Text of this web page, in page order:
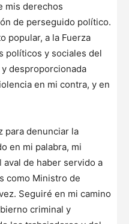
mis derechos
de perseguido político.
popular, a la Fuerza
políticos y sociales del
desproporcionada
en mi contra, y en
para denunciar la
en mi palabra, mi
de haber servido a
como Ministro de
Seguiré en mi camino
criminal y